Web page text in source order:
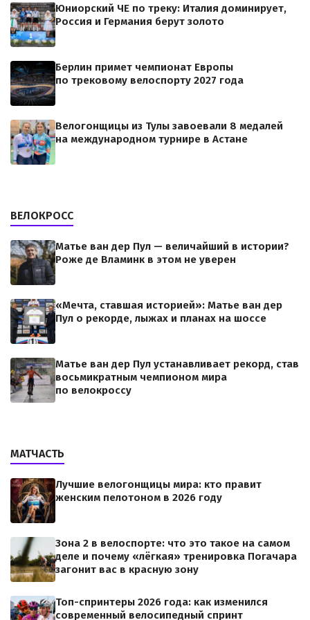
Юниорский ЧЕ по треку: Италия доминирует,
Россия и Германия берут золото
Берлин примет чемпионат Европы
по трековому велоспорту 2027 года
Велогонщицы из Тулы завоевали 8 медалей
на международном турнире в Астане
ВЕЛОКРОСС
Матье ван дер Пул — величайший в истории?
Роже де Вламинк в этом не уверен
«Мечта, ставшая историей»: Матье ван дер
Пул о рекорде, лыжах и планах на шоссе
Матье ван дер Пул устанавливает рекорд, став
восьмикратным чемпионом мира
по велокроссу
МАТЧАСТЬ
Лучшие велогонщицы мира: кто правит
женским пелотоном в 2026 году
Зона 2 в велоспорте: что это такое на самом
деле и почему «лёгкая» тренировка Погачара
загонит вас в красную зону
Топ-спринтеры 2026 года: как изменился
современный велосипедный спринт